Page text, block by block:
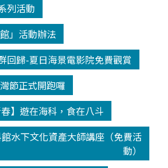
列活動
」活動辦法
回歸-夏日海景電影院免費觀賞
節正式開跑囉
春】遊在海科，食在八斗
水下文化資產大師講座（免費活
動）